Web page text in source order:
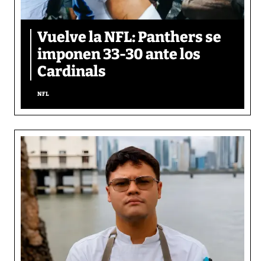
Vuelve la NFL: Panthers se
imponen 33-30 ante los
Cardinals
NFL